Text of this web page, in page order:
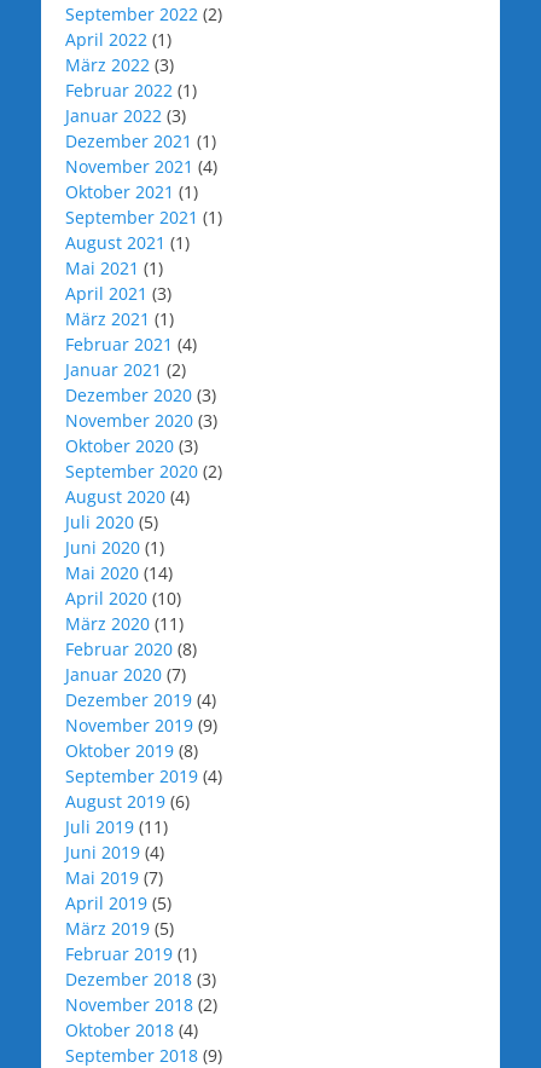
September 2022 (2)
April 2022 (1)
März 2022 (3)
Februar 2022 (1)
Januar 2022 (3)
Dezember 2021 (1)
November 2021 (4)
Oktober 2021 (1)
September 2021 (1)
August 2021 (1)
Mai 2021 (1)
April 2021 (3)
März 2021 (1)
Februar 2021 (4)
Januar 2021 (2)
Dezember 2020 (3)
November 2020 (3)
Oktober 2020 (3)
September 2020 (2)
August 2020 (4)
Juli 2020 (5)
Juni 2020 (1)
Mai 2020 (14)
April 2020 (10)
März 2020 (11)
Februar 2020 (8)
Januar 2020 (7)
Dezember 2019 (4)
November 2019 (9)
Oktober 2019 (8)
September 2019 (4)
August 2019 (6)
Juli 2019 (11)
Juni 2019 (4)
Mai 2019 (7)
April 2019 (5)
März 2019 (5)
Februar 2019 (1)
Dezember 2018 (3)
November 2018 (2)
Oktober 2018 (4)
September 2018 (9)